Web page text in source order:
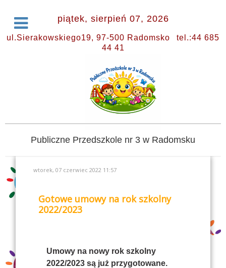
piątek, sierpień 07, 2026
ul.Sierakowskiego19, 97-500 Radomsko
tel.:44 685
44 41
Publiczne Przedszkole nr 3 w Radomsku
wtorek, 07 czerwiec 2022 11:57
Gotowe umowy na rok szkolny
2022/2023
Umowy na nowy rok szkolny
2022/2023 są już przygotowane.